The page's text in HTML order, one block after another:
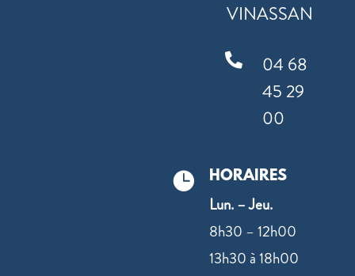
VINASSAN

04 68
45 29
00
 HORAIRES
Lun. – Jeu.
8h30 – 12h00
13h30 à 18h00